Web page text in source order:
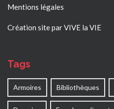
Mentions légales
Création site par VIVE la VIE
Tags
Armoires Bibliothèques